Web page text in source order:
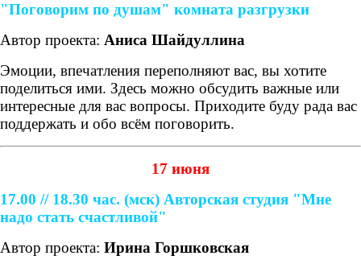
"Поговорим по душам" комната разгрузки
Автор проекта: Аниса Шайдуллина
Эмоции, впечатления переполняют вас, вы хотите
поделиться ими. Здесь можно обсудить важные или
интересные для вас вопросы. Приходите буду рада вас
поддержать и обо всём поговорить.
17 июня
17.00 // 18.30 час. (мск) Авторская студия "Мне
надо стать счастливой"
Автор проекта: Ирина Горшковская